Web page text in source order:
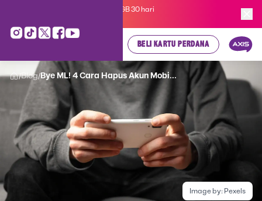
Kartu Perdana AXIS Suka-Suka 3GB 30 hari
BELI KARTU PERDANA
/Blog/ Bye ML! 4 Cara Hapus Akun Mobi...
Image by: Pexels